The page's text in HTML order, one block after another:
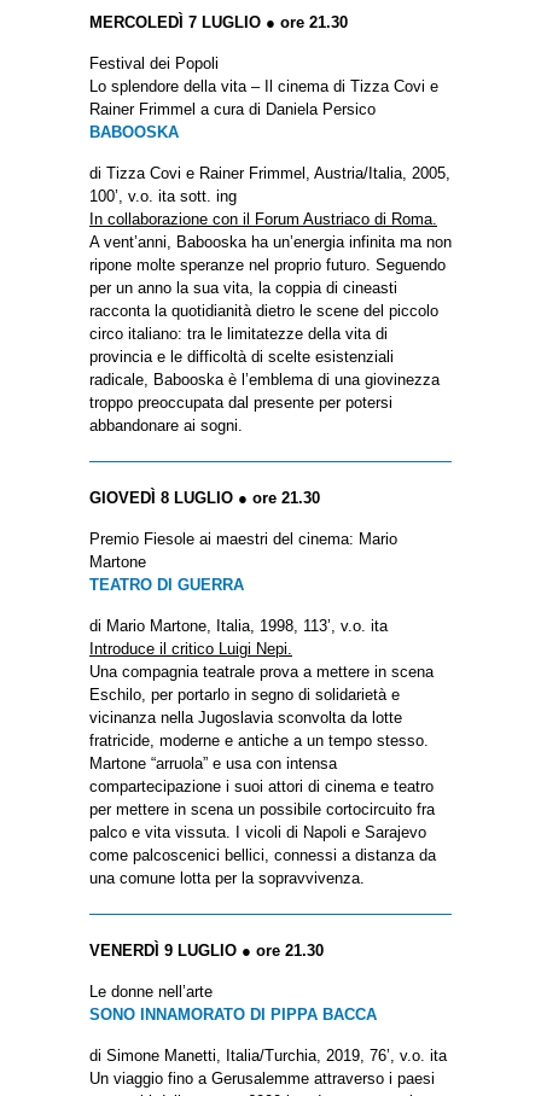
MERCOLEDÌ 7 LUGLIO ● ore 21.30
Festival dei Popoli
Lo splendore della vita – Il cinema di Tizza Covi e
Rainer Frimmel a cura di Daniela Persico
BABOOSKA
di Tizza Covi e Rainer Frimmel, Austria/Italia, 2005,
100’, v.o. ita sott. ing
In collaborazione con il Forum Austriaco di Roma.
A vent’anni, Babooska ha un’energia infinita ma non
ripone molte speranze nel proprio futuro. Seguendo
per un anno la sua vita, la coppia di cineasti
racconta la quotidianità dietro le scene del piccolo
circo italiano: tra le limitatezze della vita di
provincia e le difficoltà di scelte esistenziali
radicale, Babooska è l’emblema di una giovinezza
troppo preoccupata dal presente per potersi
abbandonare ai sogni.
GIOVEDÌ 8 LUGLIO ● ore 21.30
Premio Fiesole ai maestri del cinema: Mario
Martone
TEATRO DI GUERRA
di Mario Martone, Italia, 1998, 113’, v.o. ita
Introduce il critico Luigi Nepi.
Una compagnia teatrale prova a mettere in scena
Eschilo, per portarlo in segno di solidarietà e
vicinanza nella Jugoslavia sconvolta da lotte
fratricide, moderne e antiche a un tempo stesso.
Martone “arruola” e usa con intensa
compartecipazione i suoi attori di cinema e teatro
per mettere in scena un possibile cortocircuito fra
palco e vita vissuta. I vicoli di Napoli e Sarajevo
come palcoscenici bellici, connessi a distanza da
una comune lotta per la sopravvivenza.
VENERDÌ 9 LUGLIO ● ore 21.30
Le donne nell’arte
SONO INNAMORATO DI PIPPA BACCA
di Simone Manetti, Italia/Turchia, 2019, 76’, v.o. ita
Un viaggio fino a Gerusalemme attraverso i paesi